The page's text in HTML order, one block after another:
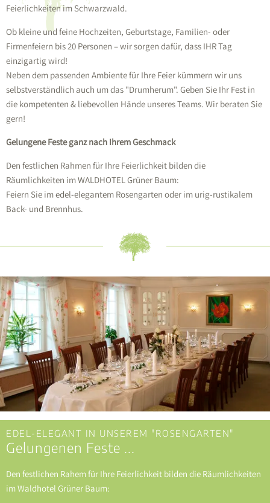
Feierlichkeiten im Schwarzwald.
Ob kleine und feine Hochzeiten, Geburtstage, Familien- oder
Firmenfeiern bis 20 Personen – wir sorgen dafür, dass IHR Tag
einzigartig wird!
Neben dem passenden Ambiente für Ihre Feier kümmern wir uns
selbstverständlich auch um das "Drumherum". Geben Sie Ihr Fest in
die kompetenten & liebevollen Hände unseres Teams. Wir beraten Sie
gern!
Gelungene Feste ganz nach Ihrem Geschmack
Den festlichen Rahmen für Ihre Feierlichkeit bilden die
Räumlichkeiten im WALDHOTEL Grüner Baum:
Feiern Sie im edel-elegantem Rosengarten oder im urig-rustikalem
Back- und Brennhus.
EDEL-ELEGANT IN UNSEREM "ROSENGARTEN"
Gelungenen Feste ...
Den festlichen Rahem für Ihre Feierlichkeit bilden die Räumlichkeiten
im Waldhotel Grüner Baum: